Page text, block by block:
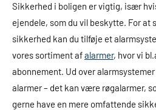
Sikkerhed i boligen er vigtig, især
ejendele, som du vil beskytte. For at
sikkerhed kan du tilføje et
vores sortiment afalarmer, hvor vi
abonnement. Ud over
alarmer – det kan være røgalarmer,
gerne have en mere omfattende